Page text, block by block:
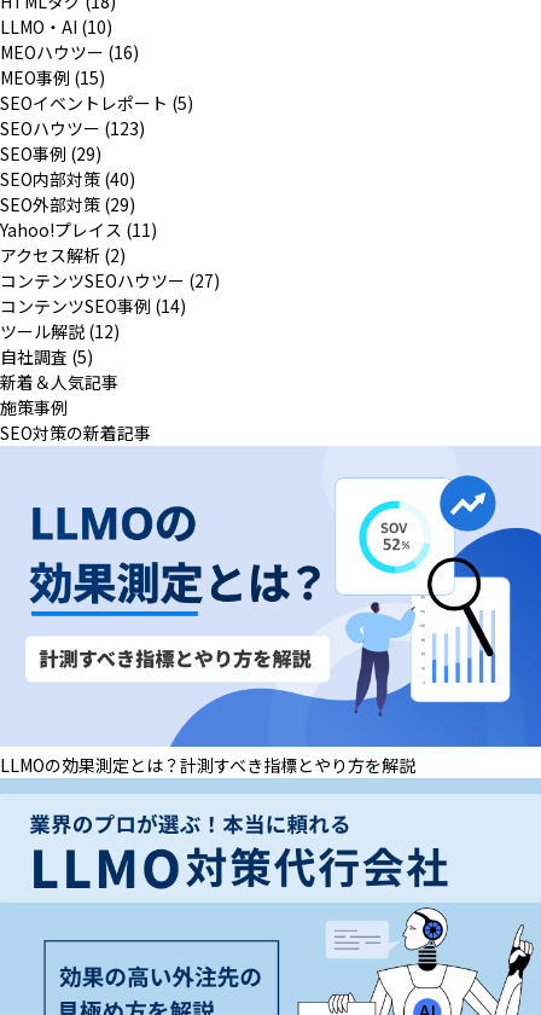
LLMO・AI (10)
MEOハウツー (16)
MEO事例 (15)
SEOイベントレポート (5)
SEOハウツー (123)
SEO事例 (29)
SEO内部対策 (40)
SEO外部対策 (29)
Yahoo!プレイス (11)
アクセス解析 (2)
コンテンツSEOハウツー (27)
コンテンツSEO事例 (14)
ツール解説 (12)
自社調査 (5)
新着＆人気記事
施策事例
SEO対策の新着記事
LLMOの効果測定とは？計測すべき指標とやり方を解説